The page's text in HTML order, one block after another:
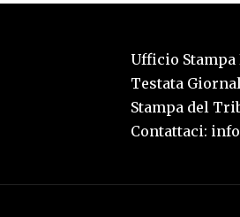
Ufficio
Testata
Stampa del
Contattaci: